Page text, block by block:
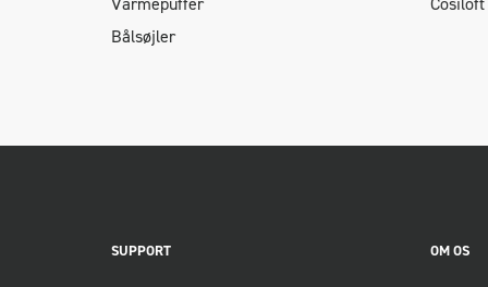
Bålsøjler
SUPPORT OM OS